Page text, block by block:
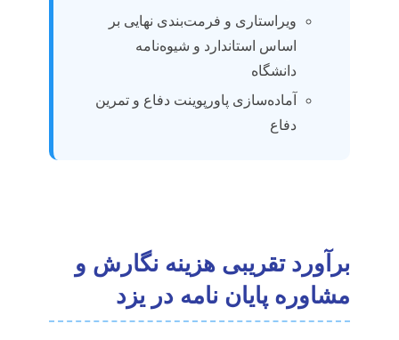
ویراستاری و فرمت‌بندی نهایی بر
اساس استاندارد و شیوه‌نامه
دانشگاه
آماده‌سازی پاورپوینت دفاع و تمرین
دفاع
برآورد تقریبی هزینه نگارش و
مشاوره پایان نامه در یزد